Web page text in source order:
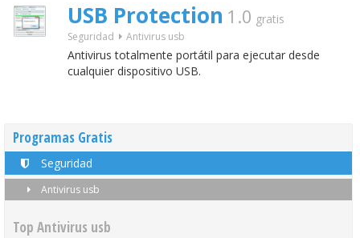
USB Protection 1.0 gratis
Seguridad Antivirus usb
Antivirus totalmente portátil para ejecutar desde
cualquier dispositivo USB.
Programas Gratis
Seguridad
Antivirus usb
Top Antivirus usb